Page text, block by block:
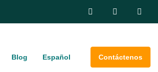
Blog Español Contáctenos